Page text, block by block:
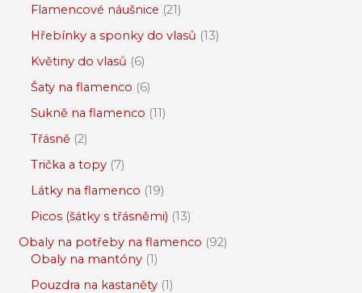
Flamencové náušnice 21
Hřebínky a sponky do vlasů 13
Květiny do vlasů 6
Šaty na flamenco 6
Sukně na flamenco 11
Třásně 2
Trička a topy 7
Látky na flamenco 19
Picos (šátky s třásněmi) 13
Obaly na potřeby na flamenco 92
Obaly na mantóny 1
Pouzdra na kastaněty 1